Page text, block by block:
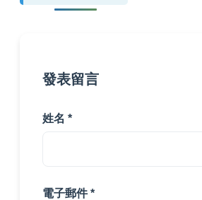
發表留言
姓名 *
電子郵件 *